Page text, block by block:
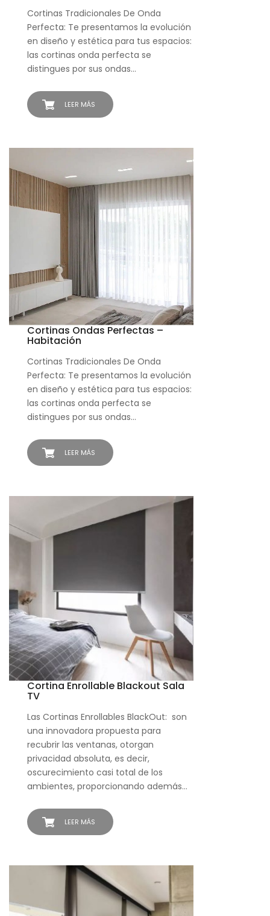
LEER MÁS
Cortinas Tradicionales De Onda
Perfecta: Te presentamos la evolución
en diseño y estética para tus espacios:
las cortinas onda perfecta se
distingues por sus ondas…
LEER MÁS
Cortinas Ondas Perfectas –
Habitación
Cortinas Tradicionales De Onda
Perfecta: Te presentamos la evolución
en diseño y estética para tus espacios:
las cortinas onda perfecta se
distingues por sus ondas…
LEER MÁS
Cortina Enrollable Blackout Sala
TV
Las Cortinas Enrollables BlackOut: son
una innovadora propuesta para
recubrir las ventanas, otorgan
privacidad absoluta, es decir,
oscurecimiento casi total de los
ambientes, proporcionando además…